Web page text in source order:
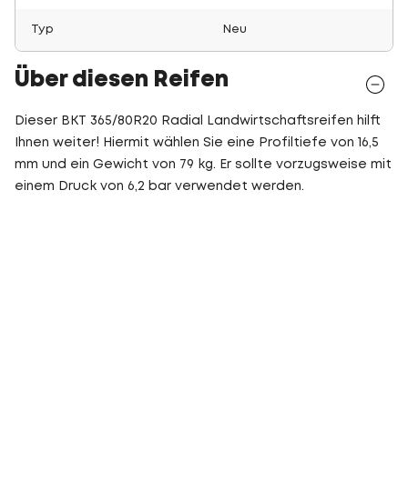
Typ Neu
Über diesen Reifen
Dieser BKT 365/80R20 Radial Landwirtschaftsreifen hilft
Ihnen weiter! Hiermit wählen Sie eine Profiltiefe von 16,5
mm und ein Gewicht von 79 kg. Er sollte vorzugsweise mit
einem Druck von 6,2 bar verwendet werden.